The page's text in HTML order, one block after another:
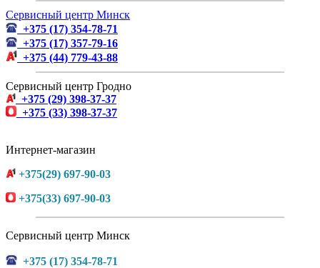
Сервисный центр Минск
+375 (17) 354-78-71
+375 (17) 357-79-16
+375 (44) 779-43-88
Сервисный центр Гродно
+375 (29) 398-37-37
+375 (33) 398-37-37
Интернет-магазин
+375(29) 697-90-03
+375(33) 697-90-03
Сервисный центр Минск
+375 (17) 354-78-71